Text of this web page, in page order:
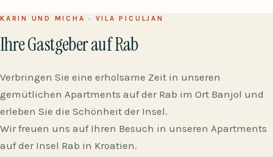
KARIN UND MICHA · VILA PICULJAN
Ihre Gastgeber auf Rab
Verbringen Sie eine erholsame Zeit in unseren
gemütlichen Apartments auf der Rab im Ort Banjol und
erleben Sie die Schönheit der Insel.
Wir freuen uns auf Ihren Besuch in unseren Apartments
auf der Insel Rab in Kroatien.